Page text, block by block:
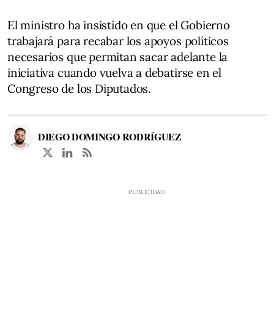
El ministro ha insistido en que el Gobierno
trabajará para recabar los apoyos políticos
necesarios que permitan sacar adelante la
iniciativa cuando vuelva a debatirse en el
Congreso de los Diputados.
DIEGO DOMINGO RODRÍGUEZ